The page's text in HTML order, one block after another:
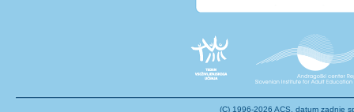
(C) 1996-2026ACS , datum zadnje